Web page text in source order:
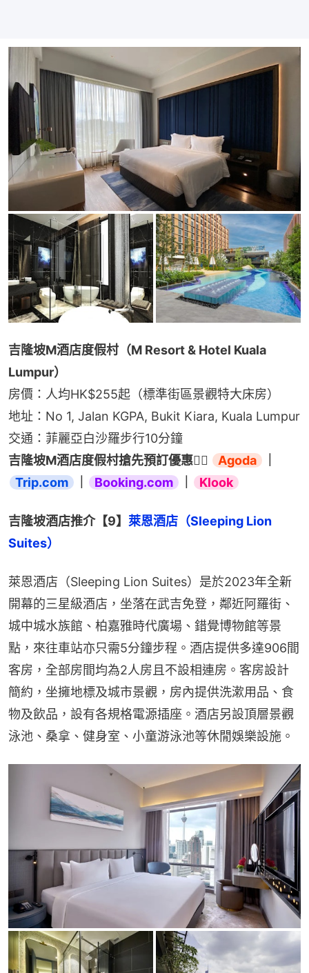
吉隆坡M酒店度假村（M Resort & Hotel Kuala
Lumpur）
房價：人均HK$255起（標準街區景觀特大床房）
地址：No 1, Jalan KGPA, Bukit Kiara, Kuala Lumpur
交通：菲麗亞白沙羅步行10分鐘
吉隆坡M酒店度假村搶先預訂優惠👉🏻
Agoda
Trip.com
Booking.com Klook
吉隆坡酒店推介【9】 萊恩酒店（Sleeping Lion
Suites）
萊恩酒店（Sleeping Lion Suites）是於2023年全新
開幕的三星級酒店，坐落在武吉免登，鄰近阿羅街、
城中城水族館、柏嘉雅時代廣場、錯覺博物館等景
點，來往車站亦只需5分鐘步程。酒店提供多達906間
客房，全部房間均為2人房且不設相連房。客房設計
簡約，坐擁地標及城市景觀，房內提供洗漱用品、食
物及飲品，設有各規格電源插座。酒店另設頂層景觀
泳池、桑拿、健身室、小童游泳池等休閒娛樂設施。